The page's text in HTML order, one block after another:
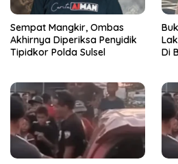
Sempat Mangkir, Ombas
Akhirnya Diperiksa Penyidik
Tipidkor Polda Sulsel
Di